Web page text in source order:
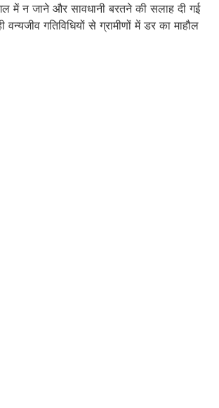
में न जाने और सावधानी बरतने की सलाह दी गई
वन्यजीव गतिविधियों से ग्रामीणों में डर का माहौल